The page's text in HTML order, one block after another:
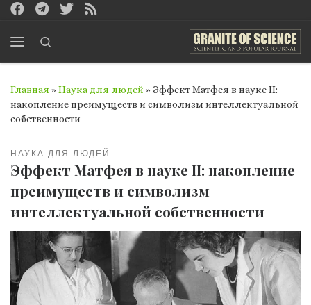
Перейти к содержимому
Главная » Наука для людей » Эффект Матфея в науке II:
накопление преимуществ и символизм интеллектуальной
собственности
НАУКА ДЛЯ ЛЮДЕЙ
Эффект Матфея в науке II: накопление
преимуществ и символизм
интеллектуальной собственности